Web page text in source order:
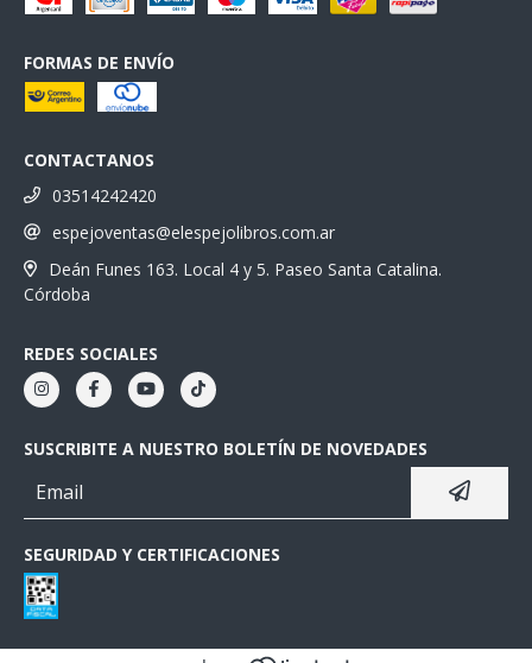
FORMAS DE ENVÍO
CONTACTANOS
03514242420
espejoventas@elespejolibros.com.ar
Deán Funes 163. Local 4 y 5. Paseo Santa Catalina.
Córdoba
REDES SOCIALES
SUSCRIBITE A NUESTRO BOLETÍN DE NOVEDADES
SEGURIDAD Y CERTIFICACIONES